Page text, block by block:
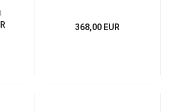
368,00 EUR